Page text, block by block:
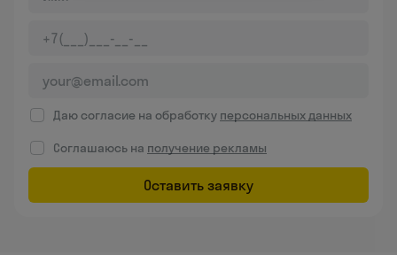
Даю согласие на обработку персональных данных
Соглашаюсь на получение рекламы
Оставить заявку